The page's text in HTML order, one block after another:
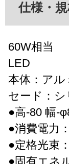
仕様・
60W相当
LED
本体：ア
セード：
●高-80 幅-
●消費電力
●定格光束
●固有エネ